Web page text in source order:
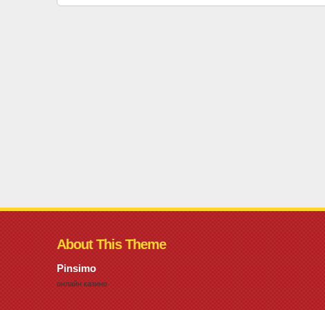
About This Theme
Pinsimo
онлайн казино